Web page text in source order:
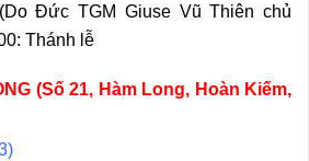
Đức TGM Giuse Vũ Thiên chủ
Thánh lễ
(Số 21, Hàm Long, Hoàn Kiếm,